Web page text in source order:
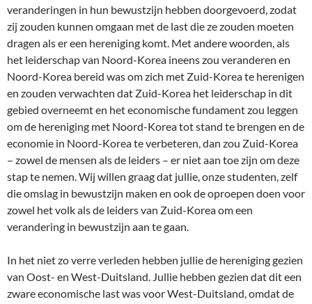
veranderingen in hun bewustzijn hebben doorgevoerd, zodat
zij zouden kunnen omgaan met de last die ze zouden moeten
dragen als er een hereniging komt. Met andere woorden, als
het leiderschap van Noord-Korea ineens zou veranderen en
Noord-Korea bereid was om zich met Zuid-Korea te herenigen
en zouden verwachten dat Zuid-Korea het leiderschap in dit
gebied overneemt en het economische fundament zou leggen
om de hereniging met Noord-Korea tot stand te brengen en de
economie in Noord-Korea te verbeteren, dan zou Zuid-Korea
– zowel de mensen als de leiders – er niet aan toe zijn om deze
stap te nemen. Wij willen graag dat jullie, onze studenten, zelf
die omslag in bewustzijn maken en ook de oproepen doen voor
zowel het volk als de leiders van Zuid-Korea om een
verandering in bewustzijn aan te gaan.
In het niet zo verre verleden hebben jullie de hereniging gezien
van Oost- en West-Duitsland. Jullie hebben gezien dat dit een
zware economische last was voor West-Duitsland, omdat de